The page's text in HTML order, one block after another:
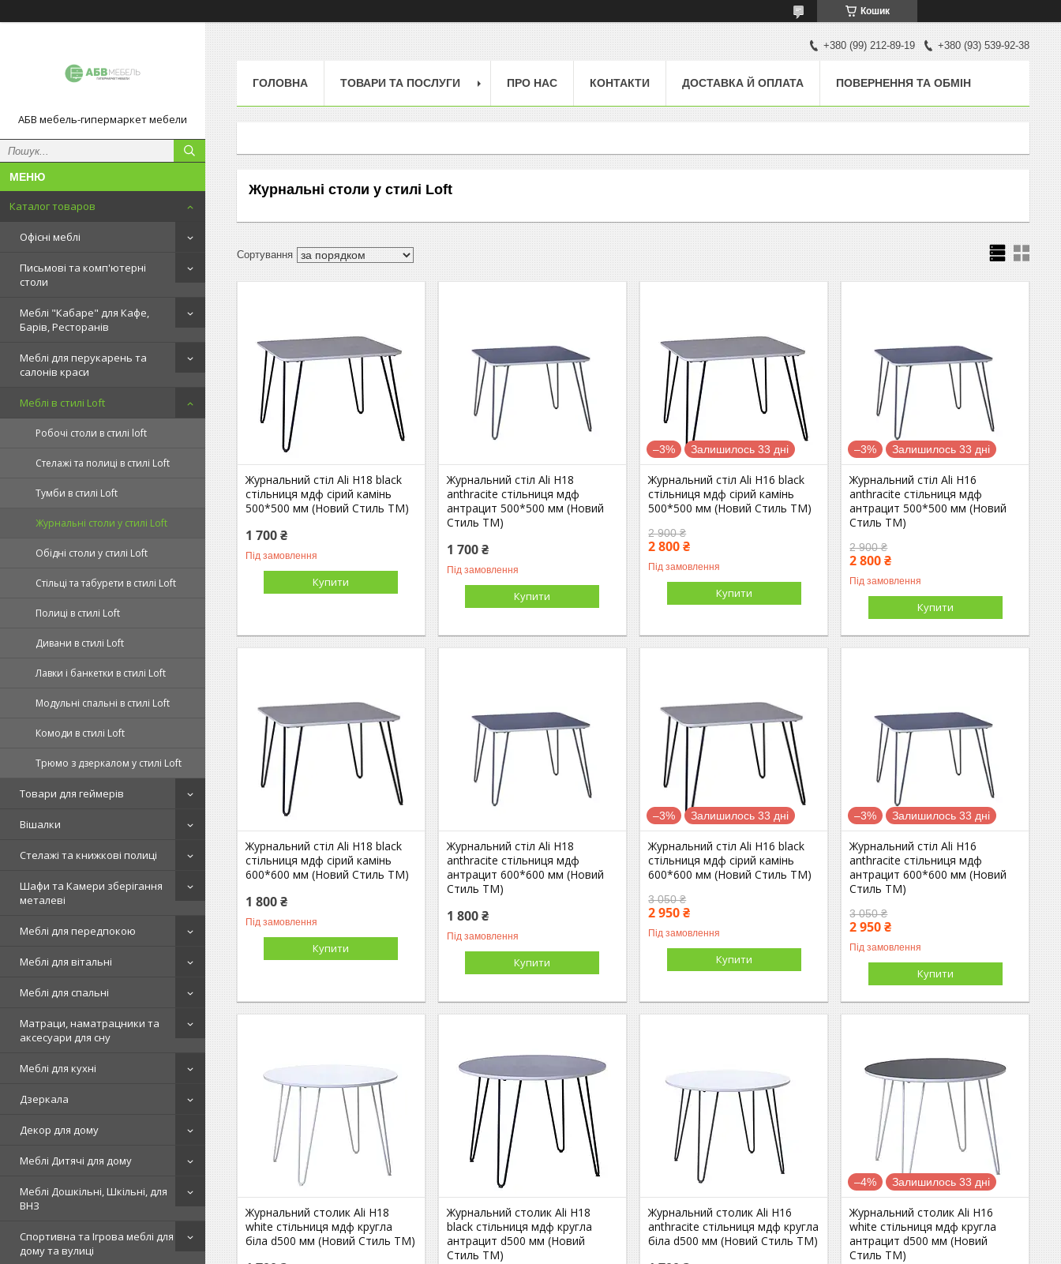
Кошик
АБВ мебель-гипермаркет мебели
Каталог товаров
Офісні меблі
Письмові та комп'ютерні
столи
Меблі "Кабаре" для Кафе,
Барів, Ресторанів
Меблі для перукарень та
салонів краси
Меблі в стилі Loft
Робочі столи в стилі loft
Стелажі та полиці в стилі Loft
Тумби в стилі Loft
Журнальні столи у стилі Loft
Обідні столи у стилі Loft
Стільці та табурети в стилі Loft
Полиці в стилі Loft
Дивани в стилі Loft
Лавки і банкетки в стилі Loft
Модульні спальні в стилі Loft
Комоди в стилі Loft
Трюмо з дзеркалом у стилі Loft
Товари для геймерів
Вішалки
Стелажі та книжкові полиці
Шафи та Камери зберігання
металеві
Меблі для передпокою
Меблі для вітальні
Меблі для спальні
Матраци, наматрацники та
аксесуари для сну
Меблі для кухні
Дзеркала
Декор для дому
Меблі Дитячі для дому
Меблі Дошкільні, Шкільні, для
ВНЗ
Спортивна та Ігрова меблі для
дому та вулиці
+380 (99) 212-89-19 +380 (93) 539-92-38
ГОЛОВНА ТОВАРИ ТА ПОСЛУГИ ПРО НАС КОНТАКТИ ДОСТАВКА Й ОПЛАТА ПОВЕРНЕННЯ ТА ОБМІН
Журнальні столи у стилі Loft
Журнальний стіл Ali H18 black
стільниця мдф сірий камінь
500*500 мм (Новий Стиль ТМ)
1 700 ₴
Під замовлення
Купити
Журнальний стіл Ali H18
anthracite стільниця мдф
антрацит 500*500 мм (Новий
Стиль ТМ)
1 700 ₴
Під замовлення
Купити
–3% Залишилось 33 дні
Журнальний стіл Ali H16 black
стільниця мдф сірий камінь
500*500 мм (Новий Стиль ТМ)
2 900 ₴
2 800 ₴
Під замовлення
Купити
–3% Залишилось 33 дні
Журнальний стіл Ali H16
anthracite стільниця мдф
антрацит 500*500 мм (Новий
Стиль ТМ)
2 900 ₴
2 800 ₴
Під замовлення
Купити
Журнальний стіл Ali H18 black
стільниця мдф сірий камінь
600*600 мм (Новий Стиль ТМ)
1 800 ₴
Під замовлення
Купити
Журнальний стіл Ali H18
anthracite стільниця мдф
антрацит 600*600 мм (Новий
Стиль ТМ)
1 800 ₴
Під замовлення
Купити
–3% Залишилось 33 дні
Журнальний стіл Ali H16 black
стільниця мдф сірий камінь
600*600 мм (Новий Стиль ТМ)
3 050 ₴
2 950 ₴
Під замовлення
Купити
–3% Залишилось 33 дні
Журнальний стіл Ali H16
anthracite стільниця мдф
антрацит 600*600 мм (Новий
Стиль ТМ)
3 050 ₴
2 950 ₴
Під замовлення
Купити
Журнальний столик Ali H18
white стільниця мдф кругла
біла d500 мм (Новий Стиль ТМ)
Журнальний столик Ali H18
black стільниця мдф кругла
антрацит d500 мм (Новий
Стиль ТМ)
Журнальний столик Ali H16
anthracite стільниця мдф кругла
біла d500 мм (Новий Стиль ТМ)
–4% Залишилось 33 дні
Журнальний столик Ali H16
white стільниця мдф кругла
антрацит d500 мм (Новий
Стиль ТМ)